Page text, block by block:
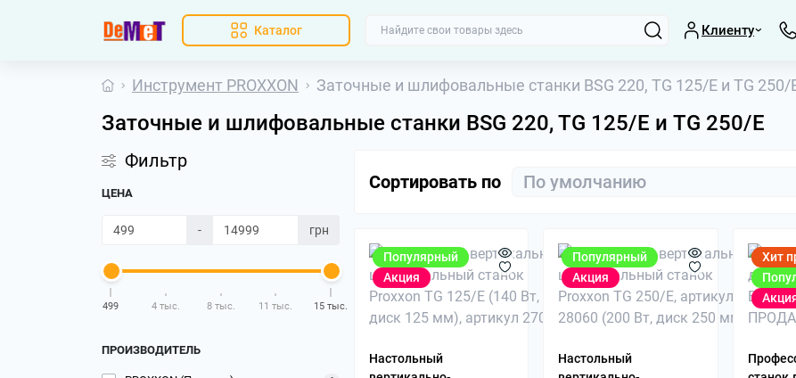
Каталог
Вращающиеся
МК3, МК4, МК5
Координатные
Люнеты,
Клиенту
Инструмент PROXXON Заточные и шлифовальные станки BSG 220, TG 125/E и TG 250/
Заточные и шлифовальные станки BSG 220, TG 125/E и TG 250/E
Фильтр
ЦЕНА
- грн
499 4 тыс. 8 тыс. 11 тыс. 15 тыс.
ПРОИЗВОДИТЕЛЬ
Сортировать по
Популярный
Акция
Настольный
Популярный
Акция
Настольный
Хит